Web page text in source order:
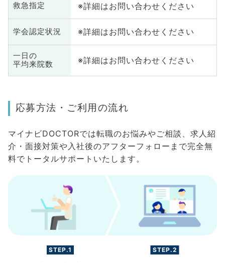
救急指定 ※詳細はお問い合わせください
学会認定状況 ※詳細はお問い合わせください
一日の
平均来院数
※詳細はお問い合わせください
応募方法・ご利用の流れ
マイナビDOCTORでは転職のお悩みやご相談、求人紹
介・面接対策や入社後のアフターフォローまで完全無
料でトータルサポートいたします。
STEP.1 STEP.2